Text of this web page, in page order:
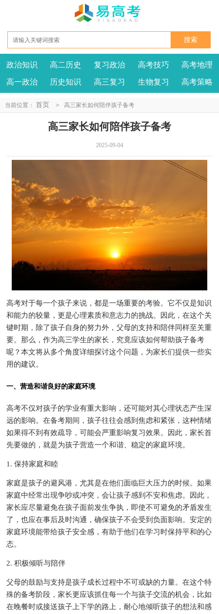
政治知识 高二历史 复习政治 高考技巧 高考地理
高一政治 历史知识 高三复习 生物复习 高考策略
当前位置： 首页 > 高三家长如何陪伴孩子备考
高三家长如何陪伴孩子备考
2025-09-04
高考对于每一个孩子来说，都是一场重要的考验。它不仅是知识
和能力的较量，更是心理素质和意志力的挑战。因此，在这个关
键时期，除了孩子自身的努力外，父母的支持和陪伴同样至关重
要。那么，作为高三学生的家长，究竟应该如何帮助孩子备考
呢？本文将从多个角度详细探讨这个问题，为家长们提供一些实
用的建议。
一、营造和谐良好的家庭环境
高考不仅对孩子的学业有重大影响，还可能对其心理状态产生深
远的影响。在备考期间，孩子往往会感到焦虑和紧张，这种情绪
如果得不到有效疏导，可能会严重影响复习效果。因此，家长首
先要做的，就是为孩子营造一个和谐、稳定的家庭环境。
1. 保持家庭和睦
家庭是孩子的避风港，尤其是在他们面临巨大压力的时候。如果
家庭中经常出现争吵或冲突，会让孩子感到不安和焦虑。因此，
家长应尽量避免在孩子面前发生争执，即使不可避免的矛盾发生
了，也应在事后及时沟通，确保孩子不会受到负面影响。安定的
家庭环境能带给孩子安全感，有助于他们在学习时保持平和的心
态。
2. 积极倾听与陪伴
父母的鼓励与支持是孩子成长过程中不可或缺的力量。在这个特
殊的备考阶段，家长更应该抓住每一个与孩子交流的机会，比如
在晚餐时或接送孩子上下学的路上，耐心地倾听孩子的想法和感